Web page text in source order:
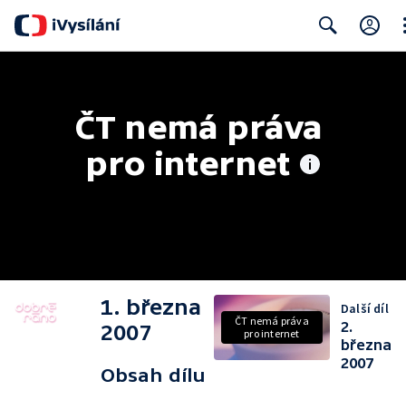
ČT nemá práva
pro internet
1. března
2007
Obsah dílu
ČT nemá práva
pro internet
Další díl
2.
března
2007